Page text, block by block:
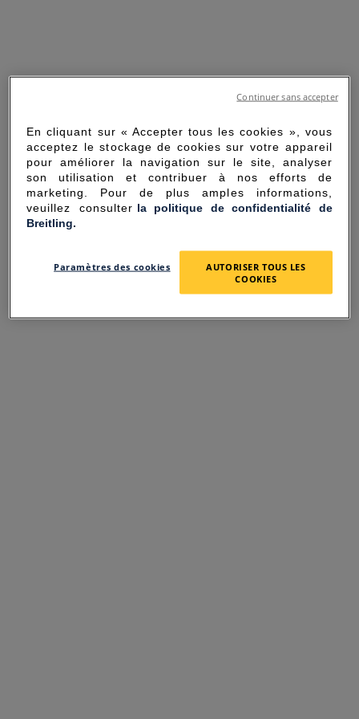
SORRY FOR THE
INCONVENIENCE
UNEXPECTED ERROR OCCURRED.
En cliquant sur « Accepter tous les cookies », vous
acceptez le stockage de cookies sur votre appareil
pour améliorer la navigation sur le site, analyser
son utilisation et contribuer à nos efforts de
marketing. Pour de plus amples informations,
veuillez consulter la politique de confidentialité de
Breitling.
Paramètres des cookies
AUTORISER TOUS LES
COOKIES
Continuer sans accepter